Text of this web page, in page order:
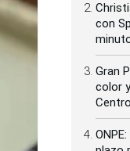
con
Gran
color